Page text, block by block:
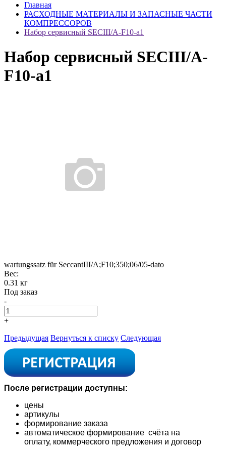
Главная
РАСХОДНЫЕ МАТЕРИАЛЫ И ЗАПАСНЫЕ ЧАСТИ
КОМПРЕССОРОВ
Набор сервисный SECIII/A-F10-a1
Набор сервисный SECIII/A-
F10-a1
wartungssatz für SeccantIII/A;F10;350;06/05-dato
Вес:
0.31 кг
Под заказ
-
+
Предыдущая Вернуться к списку Следующая
После регистрации доступны:
цены
артикулы
формирование заказа
автоматическое формирование счёта на
оплату, коммерческого предложения и договор